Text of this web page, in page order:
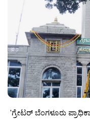
'ಗ್ರೇಟರ್ ಬೆಂಗಳೂರು